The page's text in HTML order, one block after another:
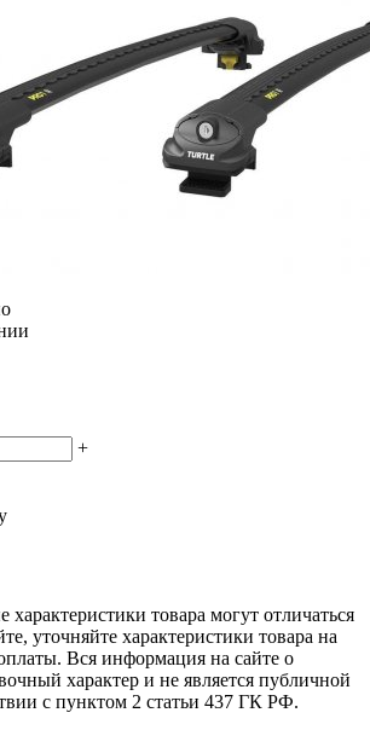
+
товара могут отличаться
уточняйте характеристики товара на
Вся информация на сайте о
характер и не является публичной
с пунктом 2 статьи 437 ГК РФ.